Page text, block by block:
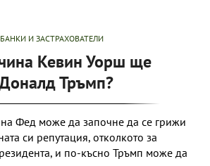
БАНКИ И ЗАСТРАХОВАТЕЛИ
Кевин Уорш ще
Тръмп?
Фед може да започне да се грижи
си репутация, отколкото за
и по-късно Тръмп може да